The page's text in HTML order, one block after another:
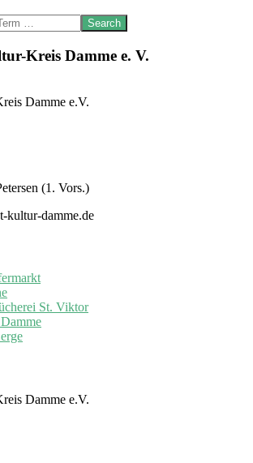
Kreis Damme e. V.
Damme e.V.
(1. Vors.)
kultur-damme.de
St. Viktor
Damme e.V.